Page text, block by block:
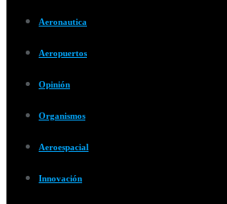
Aeronautica
Aeropuertos
Opinión
Organismos
Aeroespacial
Innovación